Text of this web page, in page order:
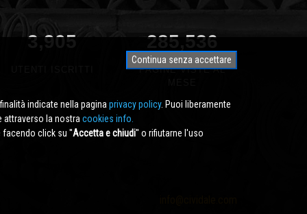
3,905 331,582
PAGINE VISTE AL
Continua senza accettare
indicate nella pagina privacy policy. Puoi liberamente
attraverso la nostra cookies info.
facendo click su ''Accetta e chiudi'' o rifiutarne l'uso